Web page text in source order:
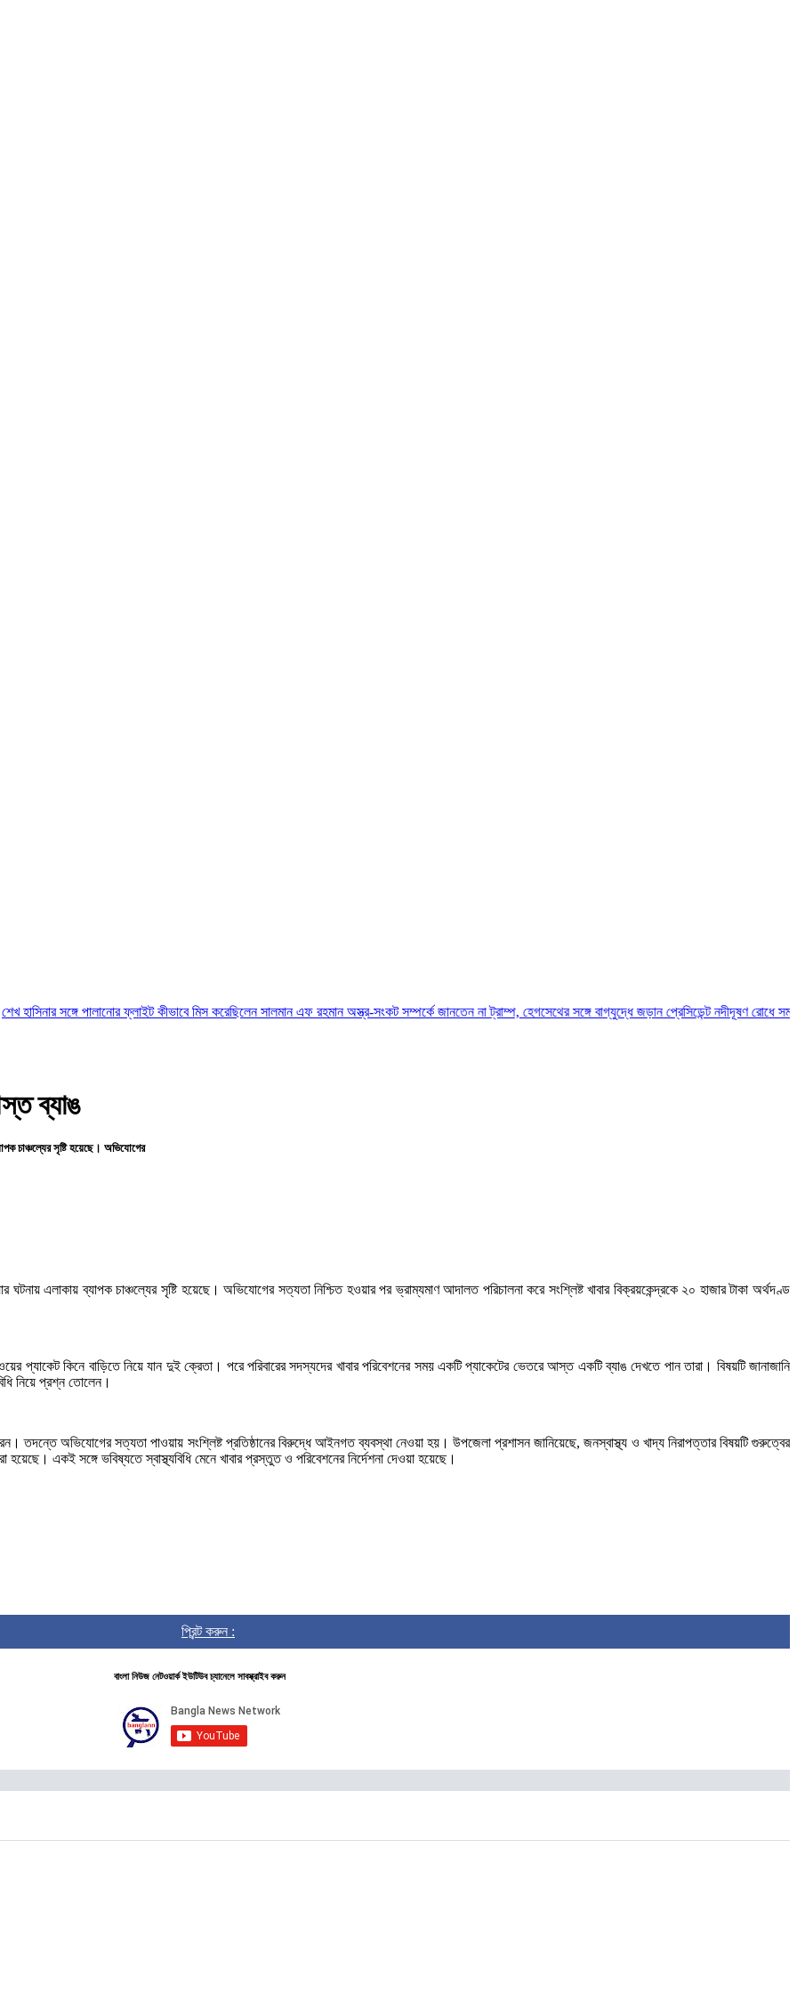
পালানোর ফ্লাইট কীভাবে মিস করেছিলেন সালমান এফ রহমানঅস্ত্র-সংকট সম্পর্কে জানতেন না ট্রাম্প, হেগসেথের সঙ্গে বাগ্‌যুদ্ধে জড়ান প্রেসিডেন্টনদীদূষণ রোধে সমন্বিত পদক্ষেপ
ব্যাঙ
চাঞ্চল্যের সৃষ্টি হয়েছে। অভিযোগের
এলাকায় ব্যাপক চাঞ্চল্যের সৃষ্টি হয়েছে। অভিযোগের সত্যতা নিশ্চিত হওয়ার পর ভ্রাম্যমাণ আদালত পরিচালনা করে সংশ্লিষ্ট খাবার বিক্রয়কেন্দ্রকে ২০ হাজার টাকা অর্থদণ্ড
প্যাকেট কিনে বাড়িতে নিয়ে যান দুই ক্রেতা। পরে পরিবারের সদস্যদের খাবার পরিবেশনের সময় একটি প্যাকেটের ভেতরে আস্ত একটি ব্যাঙ দেখতে পান তারা। বিষয়টি জানাজানি
নিয়ে প্রশ্ন তোলেন।
তদন্তে অভিযোগের সত্যতা পাওয়ায় সংশ্লিষ্ট প্রতিষ্ঠানের বিরুদ্ধে আইনগত ব্যবস্থা নেওয়া হয়। উপজেলা প্রশাসন জানিয়েছে, জনস্বাস্থ্য ও খাদ্য নিরাপত্তার বিষয়টি গুরুত্বের
হয়েছে। একই সঙ্গে ভবিষ্যতে স্বাস্থ্যবিধি মেনে খাবার প্রস্তুত ও পরিবেশনের নির্দেশনা দেওয়া হয়েছে।
প্রিন্ট করুন :
বাংলা নিউজ নেটওয়ার্ক ইউটিউব চ্যানেলে সাবস্ক্রাইব করুন